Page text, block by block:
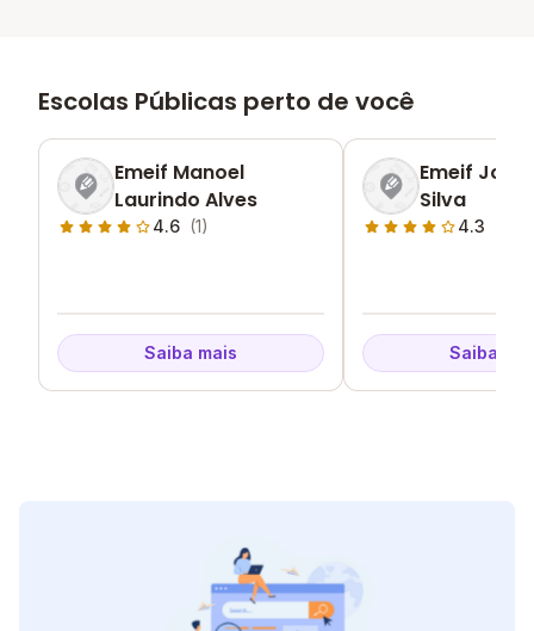
Escolas Públicas perto de você
Emeif Manoel
Laurindo Alves
4.6 (1)
Saiba mais
Emeif Jose
Silva
4.3
Saiba